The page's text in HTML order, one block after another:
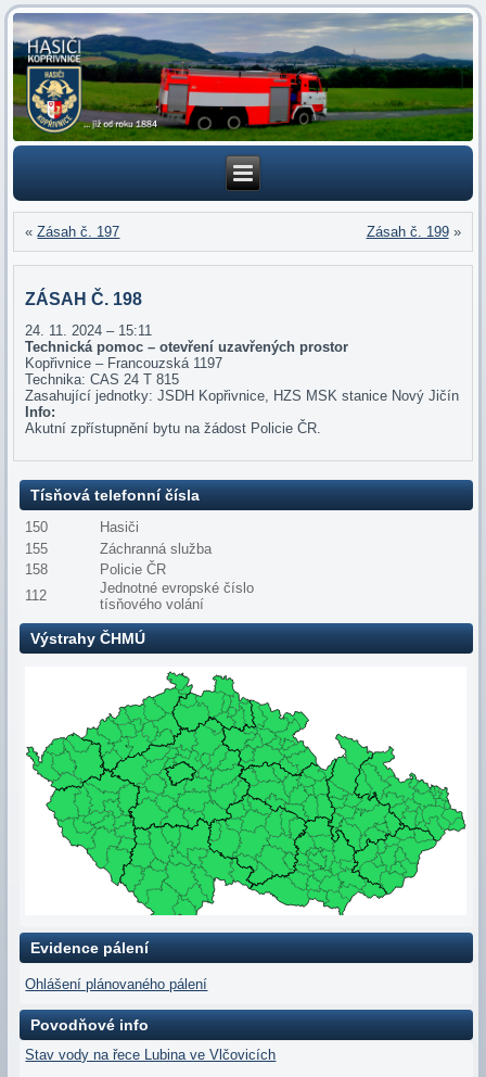
«Zásah č. 197 Zásah č. 199»
ZÁSAH Č. 198
24. 11. 2024 – 15:11
Technická pomoc – otevření uzavřených prostor
Kopřivnice – Francouzská 1197
Technika: CAS 24 T 815
Zasahující jednotky: JSDH Kopřivnice, HZS MSK stanice Nový Jičín
Info:
Akutní zpřístupnění bytu na žádost Policie ČR.
Tísňová telefonní čísla
150
Hasiči
155
Záchranná služba
158
Policie ČR
112
Jednotné evropské číslo
tísňového volání
Výstrahy ČHMÚ
Evidence pálení
Ohlášení plánovaného pálení
Povodňové info
Stav vody na řece Lubina ve Vlčovicích